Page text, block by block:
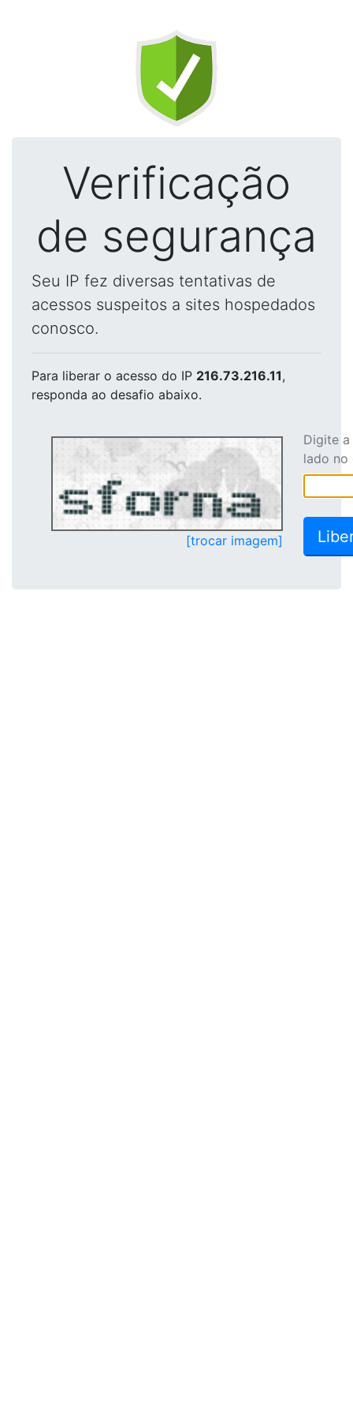
Verificação
de segurança
Seu IP fez diversas tentativas de
acessos suspeitos a sites hospedados
conosco.
Para liberar o acesso do IP 216.73.216.11,
responda ao desafio abaixo.
[trocar imagem]
Digite
lado no